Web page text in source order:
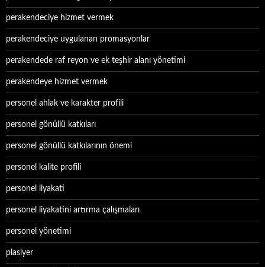
perakendeciye hizmet vermek
perakendeciye uygulanan promasyonlar
perakendede raf reyon ve ek teşhir alanı yönetimi
perakendeye hizmet vermek
personel ahlak ve karakter profili
personel gönüllü katkıları
personel gönüllü katkılarının önemi
personel kalite profili
personel liyakati
personel liyakatini artırma çalışmaları
personel yönetimi
plasiyer